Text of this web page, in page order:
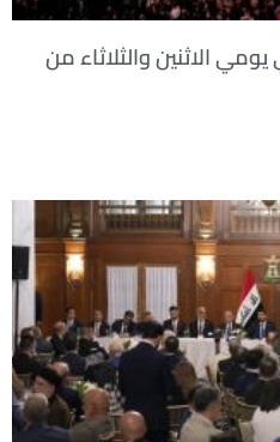
الاثنين والثلاثاء من